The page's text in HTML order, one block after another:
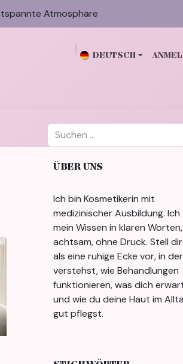
Atmosphäre
DEUTSCH
ÜBER UNS
Ich bin Kosmetikerin mit
medizinischer Ausbildung. Ich
mein Wissen in klaren Worten,
achtsam, ohne Druck. Stell
als eine ruhige Ecke vor, in
verstehst, wie Behandlungen
funktionieren, was dich
und wie du deine Haut im
gut pflegst.